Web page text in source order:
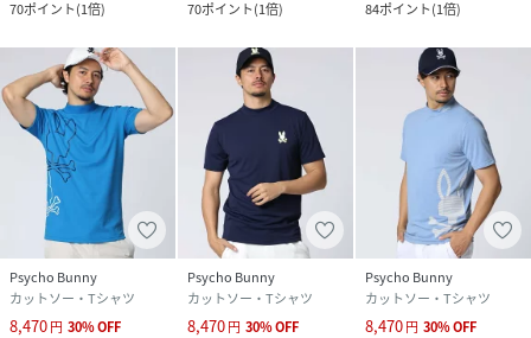
70ポイント(1倍)
70ポイント(1倍)
84ポイント(1倍)
Psycho Bunny
カットソー・Tシャツ
8,470円 30%OFF
Psycho Bunny
カットソー・Tシャツ
8,470円 30%OFF
Psycho Bunny
カットソー・Tシャツ
8,470円 30%OFF